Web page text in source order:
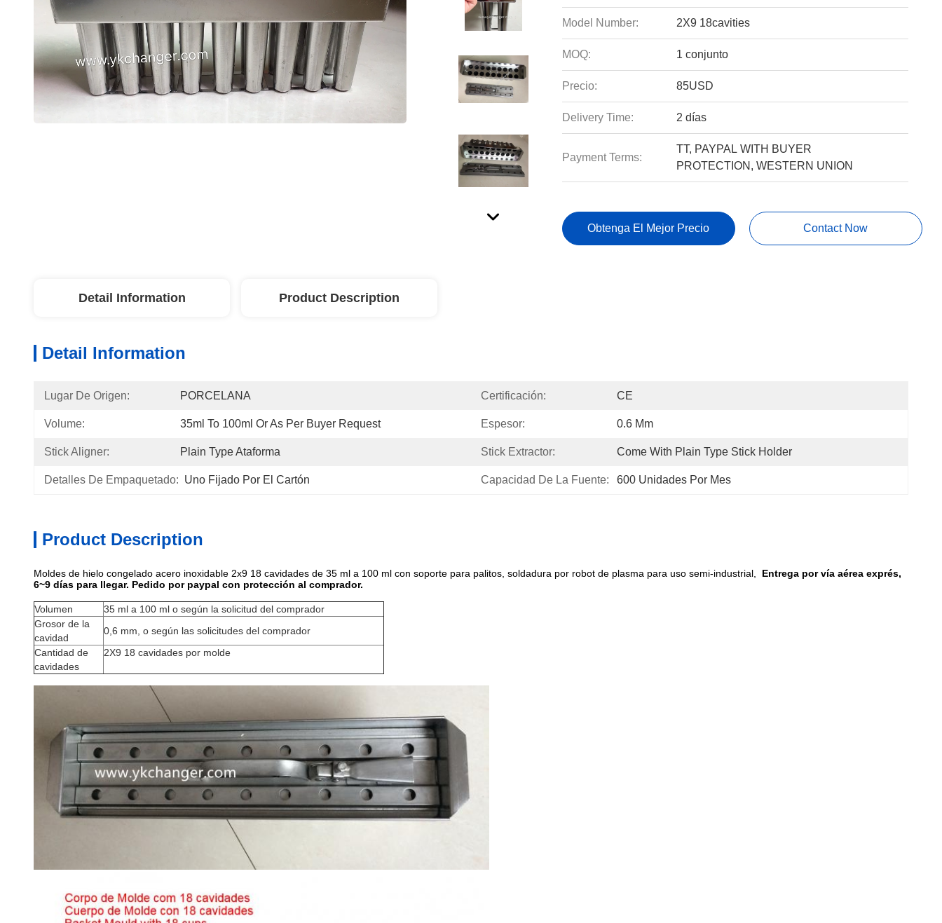
Model Number: 2X9 18cavities
MOQ: 1 conjunto
Precio: 85USD
Delivery Time: 2 días
Payment Terms:
TT, PAYPAL WITH BUYER
PROTECTION, WESTERN UNION
Obtenga El Mejor Precio Contact Now
Detail Information Product Description
Detail Information
Lugar De Origen: PORCELANA Certificación: CE
Volume: 35ml To 100ml Or As Per Buyer Request Espesor: 0.6 Mm
Stick Aligner: Plain Type Ataforma Stick Extractor: Come With Plain Type Stick Holder
Detalles De Empaquetado: Uno Fijado Por El Cartón Capacidad De La Fuente: 600 Unidades Por Mes
Product Description
Moldes de hielo congelado acero inoxidable 2x9 18 cavidades de 35 ml a 100 ml con soporte para palitos, soldadura por robot de plasma para uso semi-industrial, Entrega por vía aérea exprés,
6~9 días para llegar. Pedido por paypal con protección al comprador.
Volumen
35 ml a 100 ml o según la solicitud del comprador
Grosor de la
cavidad
0,6 mm, o según las solicitudes del comprador
Cantidad de
cavidades
2X9 18 cavidades por molde